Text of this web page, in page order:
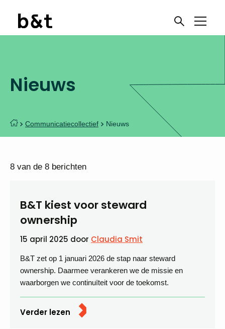
Nieuws
Communicatiecollectief Nieuws
8 van de 8 berichten
B&T kiest voor steward
ownership
15 april 2025 door Claudia Smit
B&T zet op 1 januari 2026 de stap naar steward
ownership. Daarmee verankeren we de missie en
waarborgen we continuïteit voor de toekomst.
Verder lezen